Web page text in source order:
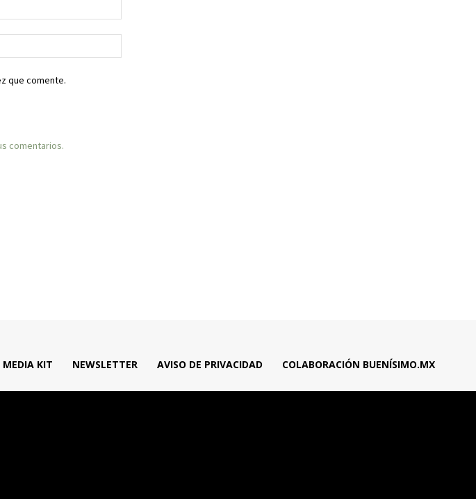
que comente.
comentarios.
MEDIA KIT NEWSLETTER AVISO DE PRIVACIDAD COLABORACIÓN BUENÍSIMO.MX